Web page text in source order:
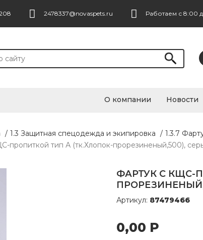
2478337@novaspets.ru Работаем с 8:00
О компании Новости
/ 1.3 Защитная спецодежда и экипировка / 1.3.7
пропиткой тип А (тк.Хлопок-прорезиненый,500),
ФАРТУК С КЩС-
Артикул: 87479466
0,00 Р